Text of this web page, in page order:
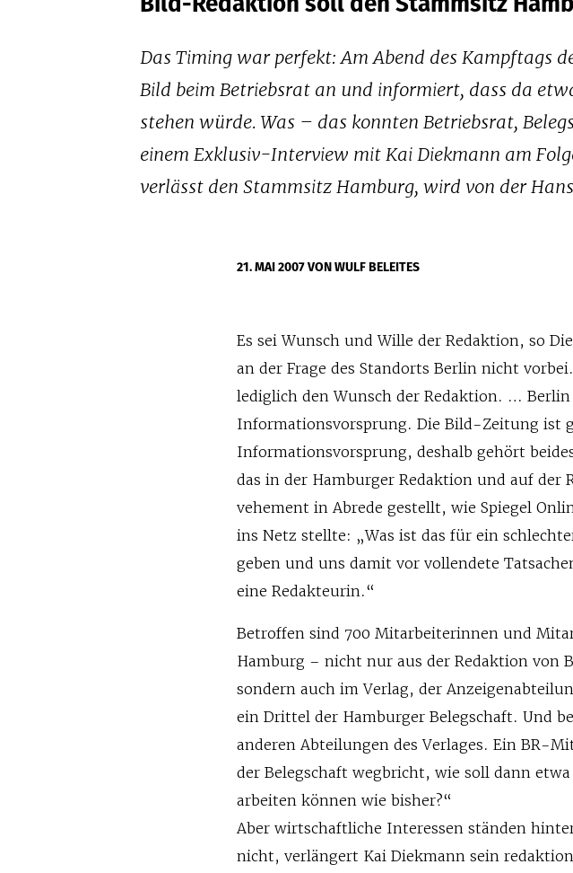
Das Timing war perfekt: Am Abend des Kampftags
Bild beim Betriebsrat an und informiert, dass da
stehen würde. Was – das konnten Betriebsrat,
einem Exklusiv-Interview mit Kai Diekmann am
verlässt den Stammsitz Hamburg, wird von der
21. MAI 2007VON WULF BELEITES
Es sei Wunsch und Wille der Redaktion, so
an der Frage des Standorts Berlin nicht
lediglich den Wunsch der Redaktion. …
Informationsvorsprung. Die Bild-Zeitung ist
Informationsvorsprung, deshalb gehört
das in der Hamburger Redaktion und auf der
vehement in Abrede gestellt, wie Spiegel
ins Netz stellte: „Was ist das für ein
geben und uns damit vor vollendete
eine Redakteurin.“
Betroffen sind 700 Mitarbeiterinnen und
Hamburg – nicht nur aus der Redaktion von
sondern auch im Verlag, der
ein Drittel der Hamburger Belegschaft. Und
anderen Abteilungen des Verlages. Ein BR-
der Belegschaft wegbricht, wie soll dann
arbeiten können wie bisher?“
Aber wirtschaftliche Interessen ständen
nicht, verlängert Kai Diekmann sein